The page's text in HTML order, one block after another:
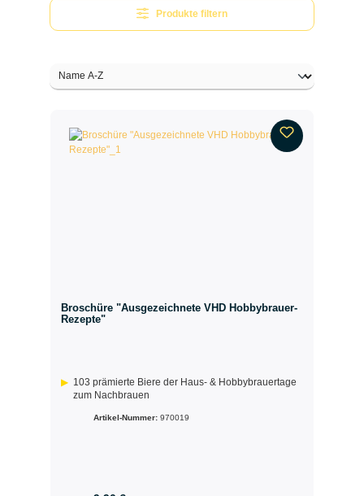
Produkte filtern
Broschüre "Ausgezeichnete VHD Hobbybrauer-
Rezepte"
103 prämierte Biere der Haus- & Hobbybrauertage
zum Nachbrauen
Artikel-Nummer: 970019